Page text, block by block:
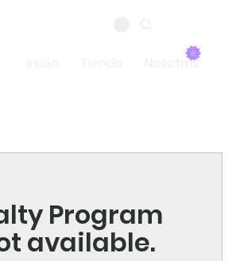
Nosotros
Program
available.